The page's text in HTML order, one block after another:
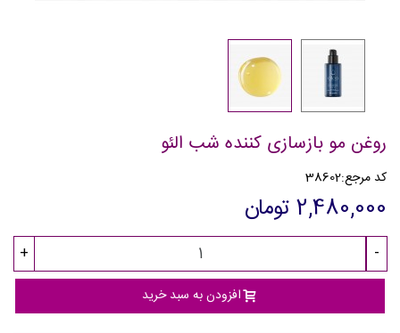
روغن مو بازسازی کننده شب الئو
کد مرجع:38602
2,480,000 تومان
-
+
افزودن به سبد خرید